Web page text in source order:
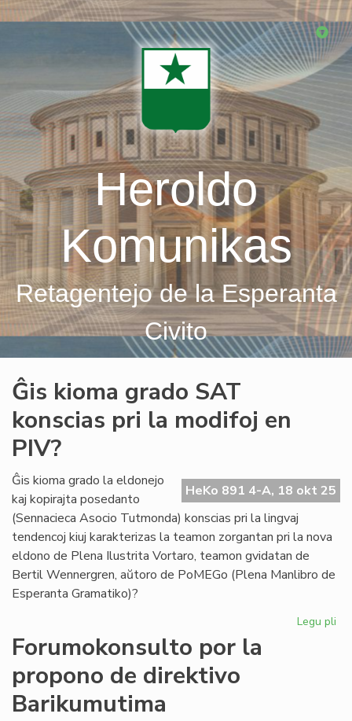
Skip
Heroldo
Komunikas
Retagentejo de la Esperanta
Civito
Ĝis kioma grado SAT
konscias pri la modifoj en
PIV?
HeKo 891 4-A, 18 okt 25
Ĝis kioma grado la eldonejo
kaj kopirajta posedanto
(Sennacieca Asocio Tutmonda) konscias pri la lingvaj
tendencoj kiuj karakterizas la teamon zorgantan pri la nova
eldono de Plena Ilustrita Vortaro, teamon gvidatan de
Bertil Wennergren, aŭtoro de PoMEGo (Plena Manlibro de
Esperanta Gramatiko)?
Legu pli
Forumokonsulto por la
propono de direktivo
Barikumutima